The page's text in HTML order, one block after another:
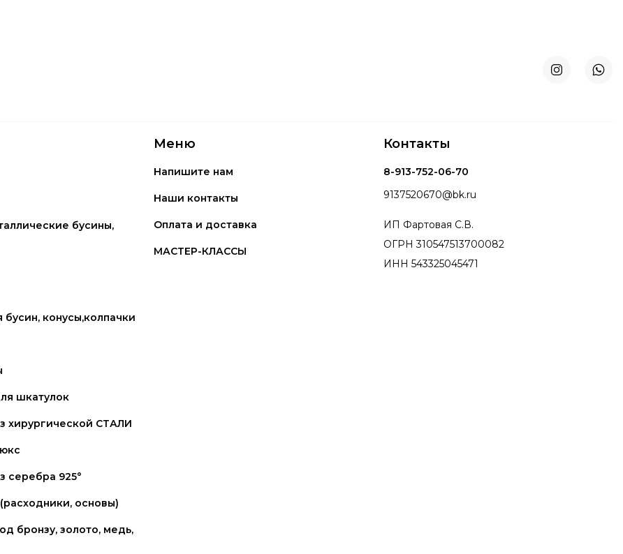
бусины,
конусы,колпачки
шкатулок
хирургической СТАЛИ
серебра 925°
основы)
бронзу, золото, медь,
Меню
Напишите нам
Наши контакты
Оплата и доставка
МАСТЕР-КЛАССЫ
Контакты
8-913-752-06-70
9137520670@bk.ru
ИП Фартовая С.В.
ОГРН 310547513700082
ИНН 543325045471